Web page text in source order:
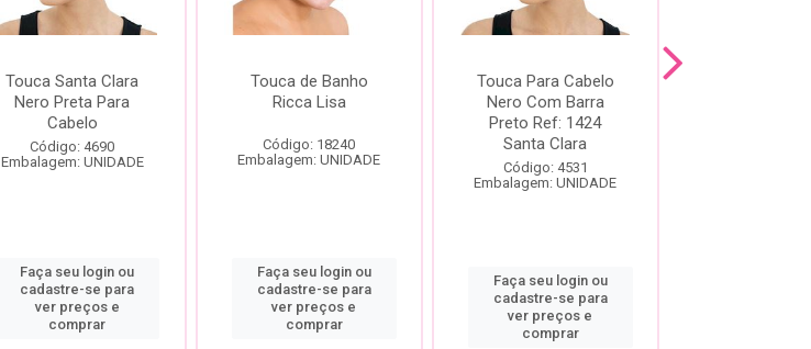
Touca Santa Clara
Nero Preta Para
Cabelo
Código: 4690
Embalagem: UNIDADE
Faça seu login ou
cadastre-se para
ver preços e
comprar
Touca de Banho
Ricca Lisa
Código: 18240
Embalagem: UNIDADE
Faça seu login ou
cadastre-se para
ver preços e
comprar
Touca Para Cabelo
Nero Com Barra
Preto Ref: 1424
Santa Clara
Código: 4531
Embalagem: UNIDADE
Faça seu login ou
cadastre-se para
ver preços e
comprar